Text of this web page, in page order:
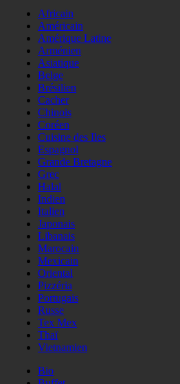
Africain
Américain
Amérique Latine
Arménien
Asiatique
Belge
Brésilien
Cacher
Chinois
Coréen
Cuisine des Iles
Espagnol
Grande Bretagne
Grec
Halal
Indien
Italien
Japonais
Libanais
Marocain
Mexicain
Oriental
Pizzéria
Portugais
Russe
Tex Mex
Thaï
Vietnamien
Bio